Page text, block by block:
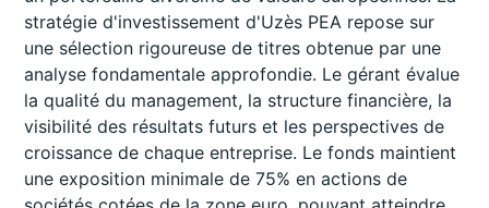
stratégie d'investissement d'Uzès PEA repose sur
une sélection rigoureuse de titres obtenue par une
analyse fondamentale approfondie. Le gérant évalue
la qualité du management, la structure financière, la
visibilité des résultats futurs et les perspectives de
croissance de chaque entreprise. Le fonds maintient
une exposition minimale de 75% en actions de